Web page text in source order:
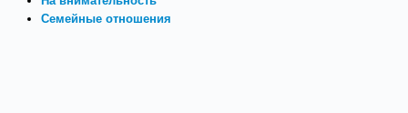
Семейные отношения